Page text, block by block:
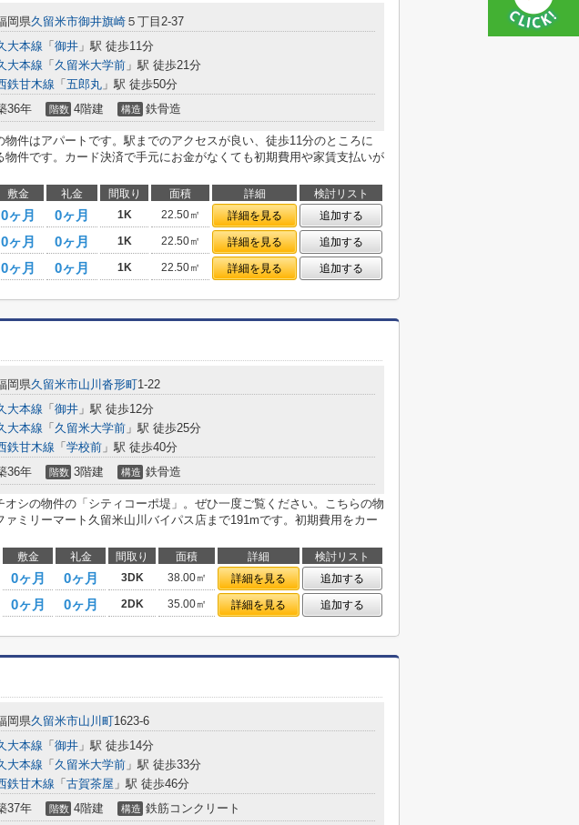
岡県久留米市御井旗崎 ５丁目2-37
大本線 「 御井 」駅 徒歩11分
大本線 「 久留米大学前 」駅 徒歩21分
鉄甘木線 「 五郎丸 」駅 徒歩50分
36年 階数 4階建 構造 鉄骨造
物件はアパートです。駅までのアクセスが良い、徒歩11分のところに
物件です。カード決済で手元にお金がなくても初期費用や家賃支払いが
敷金 礼金 間取り 面積 詳細
検討リスト
0ヶ月 0ヶ月 1K 22.50㎡ 詳細を見る
追加する
0ヶ月 0ヶ月 1K 22.50㎡ 詳細を見る
追加する
0ヶ月 0ヶ月 1K 22.50㎡ 詳細を見る 追加する
岡県久留米市山川沓形町1-22
大本線 「 御井 」駅 徒歩12分
大本線 「 久留米大学前 」駅 徒歩25分
鉄甘木線 「 学校前 」駅 徒歩40分
36年 階数 3階建 構造 鉄骨造
オシの物件の「シティコーポ堤」。ぜひ一度ご覧ください。こちらの物
ァミリーマート久留米山川バイパス店まで191mです。初期費用をカー
敷金 礼金 間取り 面積 詳細
検討リスト
0ヶ月 0ヶ月 3DK 38.00㎡ 詳細を見る
追加する
0ヶ月 0ヶ月 2DK 35.00㎡ 詳細を見る 追加する
岡県久留米市山川町1623-6
大本線 「 御井 」駅 徒歩14分
大本線 「 久留米大学前 」駅 徒歩33分
鉄甘木線 「 古賀茶屋 」駅 徒歩46分
37年 階数 4階建 構造 鉄筋コンクリート